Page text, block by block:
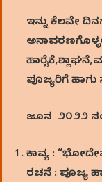
ಇನ್ನು ಕೆಲವೇ
ಪೂಜ್ಯರಿಗೆ ಹಾಗು
ಜೂನ ೨೦೨೨
ಕಾವ್ಯ :
ರಚನೆ : ಪೂಜ್ಯ